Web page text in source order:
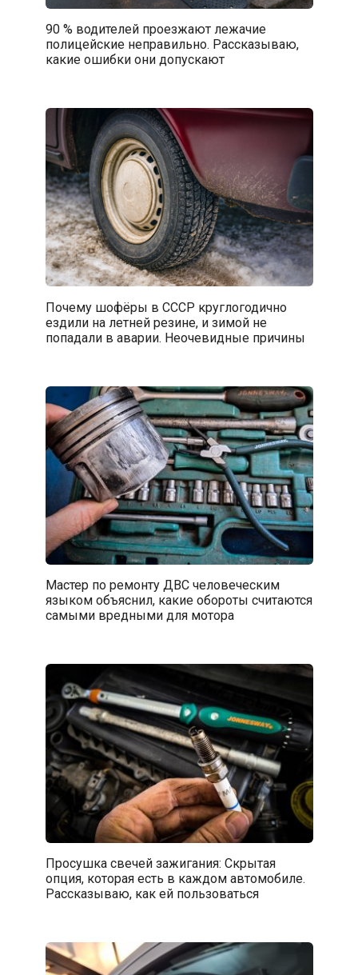
90 % водителей проезжают лежачие
полицейские неправильно. Рассказываю,
какие ошибки они допускают
Почему шофёры в СССР круглогодично
ездили на летней резине, и зимой не
попадали в аварии. Неочевидные причины
Мастер по ремонту ДВС человеческим
языком объяснил, какие обороты считаются
самыми вредными для мотора
Просушка свечей зажигания: Скрытая
опция, которая есть в каждом автомобиле.
Рассказываю, как ей пользоваться